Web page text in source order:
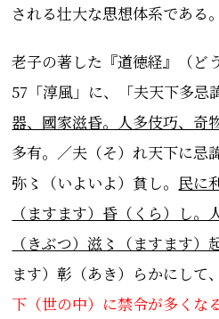
される壮大な思想体系である。
老子の著した『道徳経』（ど
57「淳風」に、
「夫天下多忌
器、國家滋昏。人多伎巧、奇
多有。 ／夫（そ）れ天下に忌
弥〻（いよいよ）貧し。 民に
（ますます）昏（くら）し
（きぶつ）滋〻（ますます）
ます）彰（あき）らかにして
下（世の中）に禁令が多くな